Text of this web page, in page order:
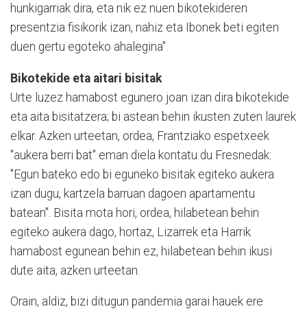
hunkigarriak dira, eta nik ez nuen bikotekideren
presentzia fisikorik izan, nahiz eta Ibonek beti egiten
duen gertu egoteko ahalegina".
Bikotekide eta aitari bisitak
Urte luzez hamabost egunero joan izan dira bikotekide
eta aita bisitatzera; bi astean behin ikusten zuten laurek
elkar. Azken urteetan, ordea, Frantziako espetxeek
"aukera berri bat" eman diela kontatu du Fresnedak:
"Egun bateko edo bi eguneko bisitak egiteko aukera
izan dugu, kartzela barruan dagoen apartamentu
batean". Bisita mota hori, ordea, hilabetean behin
egiteko aukera dago, hortaz, Lizarrek eta Harrik
hamabost egunean behin ez, hilabetean behin ikusi
dute aita, azken urteetan.
Orain, aldiz, bizi ditugun pandemia garai hauek ere